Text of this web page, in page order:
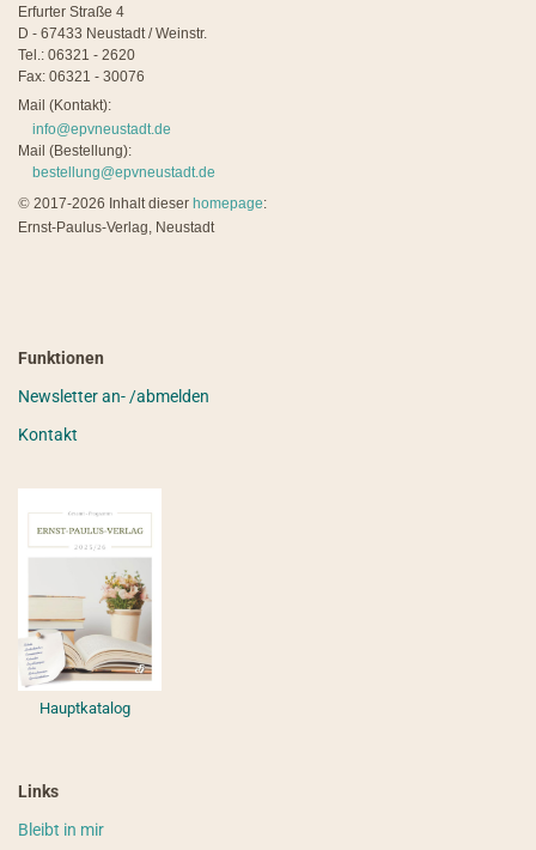
Erfurter Straße 4
D - 67433 Neustadt / Weinstr.
Tel.: 06321 - 2620
Fax: 06321 - 30076
Mail (Kontakt):
info@epvneustadt.de
Mail (Bestellung):
bestellung@epvneustadt.de
© 2017-2026 Inhalt dieser homepage:
Ernst-Paulus-Verlag, Neustadt
Funktionen
Newsletter an- /abmelden
Kontakt
Hauptkatalog
Links
Bleibt in mir